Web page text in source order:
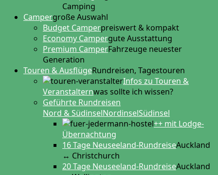
Camping
Campergroße Auswahl
Budget Camperpreiswert & kompakt
Economy Campergute Ausstattung
Premium CamperFahrzeuge neuester
Generation
Touren & AusflügeRundreisen, Tagestouren
Infos zu Touren &
Veranstalternwas sollte ich wissen?
Geführte Rundreisen
Nord & Südinsel
++ mit Lodge-
Übernachtung
16 Tage Neuseeland-RundreiseAuckland
↔ Christchurch
20 Tage Neuseeland-RundreiseAuckland
NordinselSüdinsel